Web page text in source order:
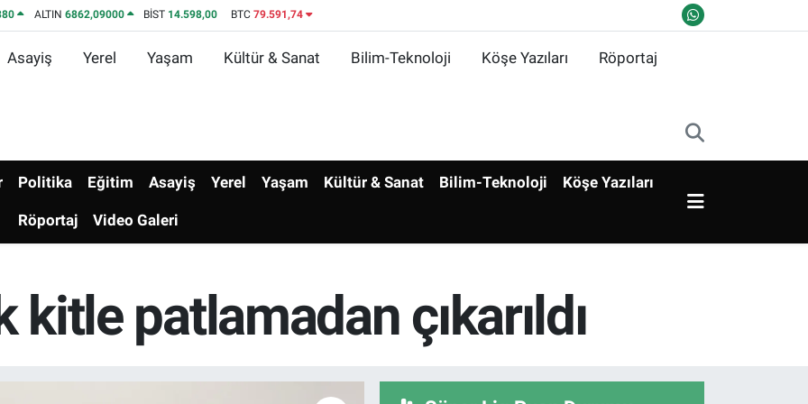
ALTIN 6862,09000 BİST 14.598,00 BTC 79.591,74
Asayiş Yerel Yaşam Kültür & Sanat Bilim-Teknoloji Köşe Yazıları Röportaj
Politika Eğitim Asayiş Yerel Yaşam Kültür & Sanat Bilim-Teknoloji Köşe Yazıları
Röportaj Video Galeri
kitle patlamadan çıkarıldı